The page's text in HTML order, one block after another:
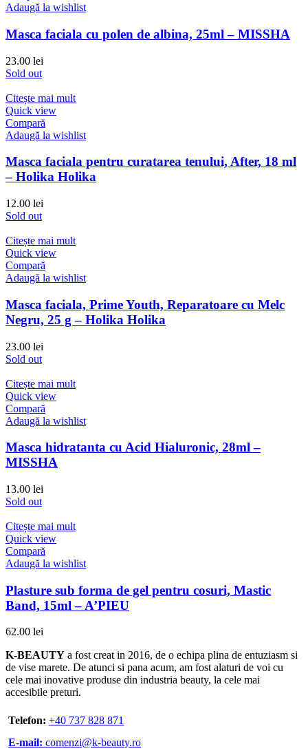
Adaugă la wishlist
Masca faciala cu polen de albina, 25ml – MISSHA
23.00 lei
Sold out
Citește mai mult
Quick view
Compară
Adaugă la wishlist
Masca faciala pentru curatarea tenului, After, 18 ml
– Holika Holika
12.00 lei
Sold out
Citește mai mult
Quick view
Compară
Adaugă la wishlist
Masca faciala, Prime Youth, Reparatoare cu Melc
Negru, 25 g – Holika Holika
23.00 lei
Sold out
Citește mai mult
Quick view
Compară
Adaugă la wishlist
Masca hidratanta cu Acid Hialuronic, 28ml –
MISSHA
13.00 lei
Sold out
Citește mai mult
Quick view
Compară
Adaugă la wishlist
Plasture sub forma de gel pentru cosuri, Mastic
Band, 15ml – A’PIEU
62.00 lei
K-BEAUTY a fost creat in 2016, de o echipa plina de entuziasm si
de vise marete. De atunci si pana acum, am fost alaturi de voi cu
cele mai inovative produse din industria beauty, la cele mai
accesibile preturi.
Telefon: +40 737 828 871
E-mail: comenzi@k-beauty.ro